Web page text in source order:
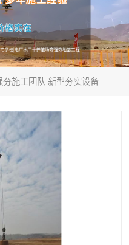
夯施工团队 新型夯实设备
强夯施工队伍